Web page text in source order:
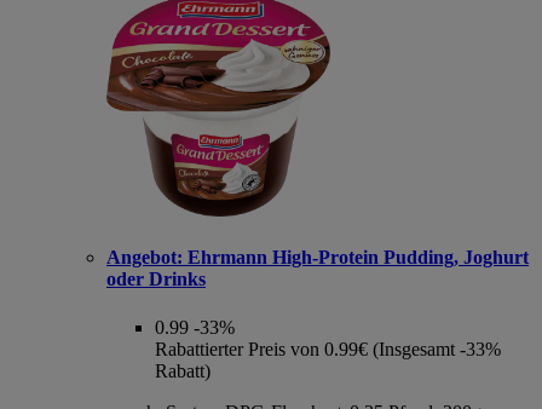
Angebot: Ehrmann High-Protein Pudding, Joghurt
oder Drinks
0.99 -33%
Rabattierter Preis von 0.99€ (Insgesamt -33%
Rabatt)